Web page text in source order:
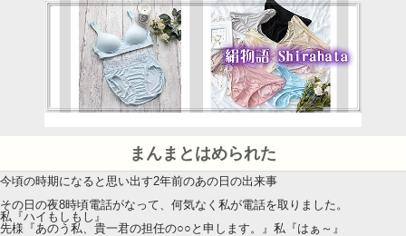
まんまとはめられた
今頃の時期になると思い出す2年前のあの日の出来事
その日の夜8時頃電話がなって、何気なく私が電話を取りました。
私『ハイもしもし』
先様『あのう私、貴一君の担任の○○と申します。』私『はぁ～』